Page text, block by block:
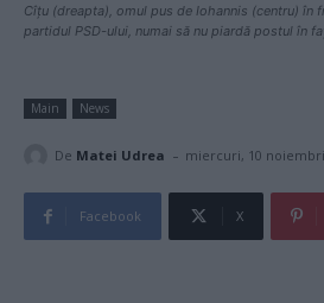
Cîțu (dreapta), omul pus de Iohannis (centru) în
partidul PSD-ului, numai să nu piardă postul în
Main News
De Matei Udrea - miercuri, 10
Facebook X